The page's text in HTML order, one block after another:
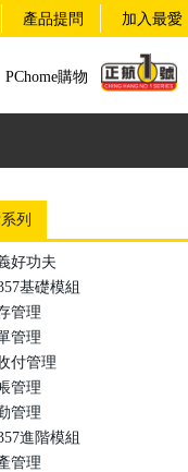
產品提問 加入最愛
PChome購物
列
好功夫
基礎模組
管理
管理
付管理
管理
管理
進階模組
管理